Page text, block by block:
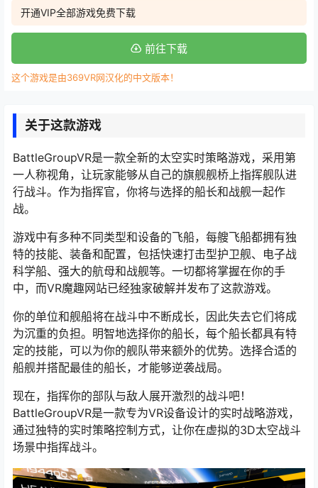
开通VIP全部游戏免费下载
前往下载
这个游戏是由369VR网汉化的中文版本！
关于这款游戏
BattleGroupVR是一款全新的太空实时策略游戏，采用第
一人称视角，让玩家能够从自己的旗舰舰桥上指挥舰队进
行战斗。作为指挥官，你将与选择的船长和战舰一起作
战。
游戏中有多种不同类型和设备的飞船，每艘飞船都拥有独
特的技能、装备和配置，包括快速打击型护卫舰、电子战
科学船、强大的航母和战舰等。一切都将掌握在你的手
中，而VR魔趣网站已经独家破解并发布了这款游戏。
你的单位和舰船将在战斗中不断成长，因此失去它们将成
为沉重的负担。明智地选择你的船长，每个船长都具有特
定的技能，可以为你的舰队带来额外的优势。选择合适的
船舰并搭配最佳的船长，才能够逆袭战局。
现在，指挥你的部队与敌人展开激烈的战斗吧！
BattleGroupVR是一款专为VR设备设计的实时战略游戏，
通过独特的实时策略控制方式，让你在虚拟的3D太空战斗
场景中指挥战斗。